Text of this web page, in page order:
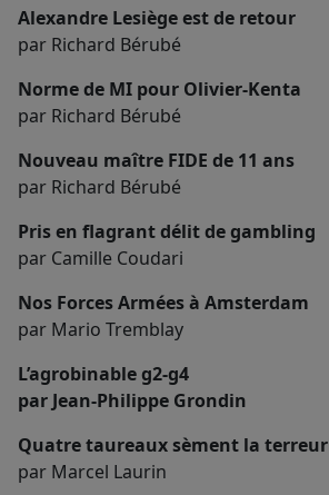
Alexandre Lesiège est de retour
par Richard Bérubé
Norme de MI pour Olivier-Kenta
par Richard Bérubé
Nouveau maître FIDE de 11 ans
par Richard Bérubé
Pris en flagrant délit de gambling
par Camille Coudari
Nos Forces Armées à Amsterdam
par Mario Tremblay
L’agrobinable g2-g4
par Jean-Philippe Grondin
Quatre taureaux sèment la terreur
par Marcel Laurin